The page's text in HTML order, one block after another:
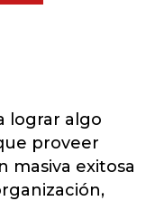
lograr algo
proveer
masiva exitosa